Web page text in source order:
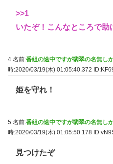
>>1
いたぞ！こんなところで助
4 名前:番組の途中ですが翡翠の名無し
時:2020/03/19(木) 01:05:40.372
姫を守れ！
5 名前:番組の途中ですが翡翠の名無し
時:2020/03/19(木) 01:05:50.178
見つけたぞ